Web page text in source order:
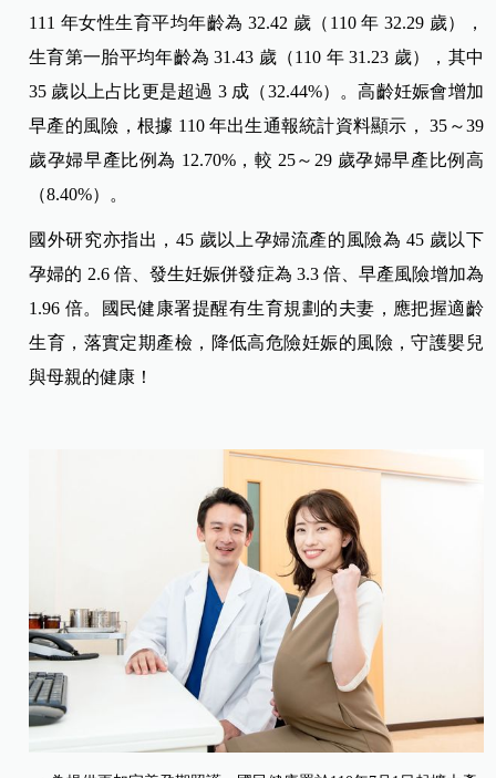
111 年女性生育平均年齡為 32.42 歲（110 年 32.29 歲），
生育第一胎平均年齡為 31.43 歲（110 年 31.23 歲），其中
35 歲以上占比更是超過 3 成（32.44%）。高齡妊娠會增加
早產的風險，根據 110 年出生通報統計資料顯示， 35～39
歲孕婦早產比例為 12.70%，較 25～29 歲孕婦早產比例高
（8.40%）。
國外研究亦指出，45 歲以上孕婦流產的風險為 45 歲以下
孕婦的 2.6 倍、發生妊娠併發症為 3.3 倍、早產風險增加為
1.96 倍。國民健康署提醒有生育規劃的夫妻，應把握適齡
生育，落實定期產檢，降低高危險妊娠的風險，守護嬰兒
與母親的健康！